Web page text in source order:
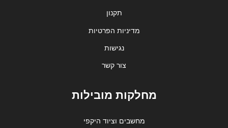
תקנון
מדיניות הפרטיות
נגישות
צור קשר
מחלקות מובילות
מחשבים וציוד היקפי